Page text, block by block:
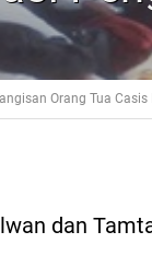
Orang Tua
dan